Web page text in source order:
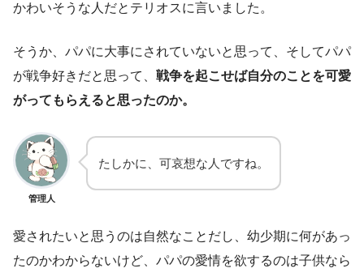
かわいそうな人だとテリオスに言いました。
そうか、パパに大事にされていないと思って、そしてパパ
が戦争好きだと思って、 戦争を起こせば自分のことを可愛
がってもらえると思ったのか。
管理人
たしかに、可哀想な人ですね。
愛されたいと思うのは自然なことだし、幼少期に何があっ
たのかわからないけど、パパの愛情を欲するのは子供なら